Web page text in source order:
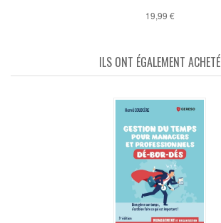
19,99 €
ILS ONT ÉGALEMENT ACHETÉ